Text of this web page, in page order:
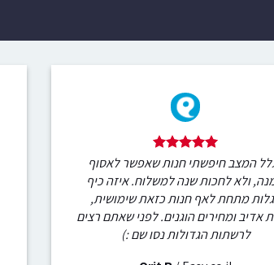
המצב חיפשתי חנות שאפשר לאסוף
ולא לחכות שנה למשלוח. איזה כיף
מתחת לאף חנות כזאת שימושית,
אדיב ומחירים הוגנים. לפני שאתם רצים
לרשתות הגדולות נסו שם :)